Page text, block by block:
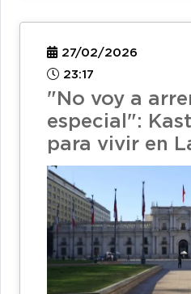
27/02/2026
23:17
"No voy a
especial":
para vivir en